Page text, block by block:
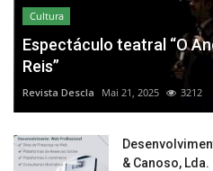
Cultura
Espectáculo teatral “O
Reis”
Revista Descla Mai 21, 2025 3212
& Canoso, Lda.